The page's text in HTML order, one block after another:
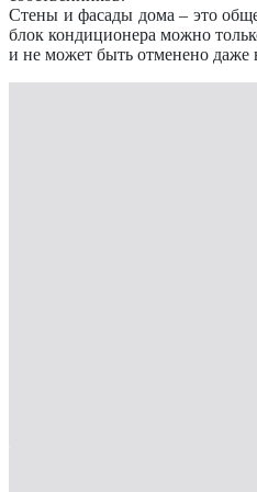
Стены и фасады дома – это
блок кондиционера можно
и не может быть отменено даже